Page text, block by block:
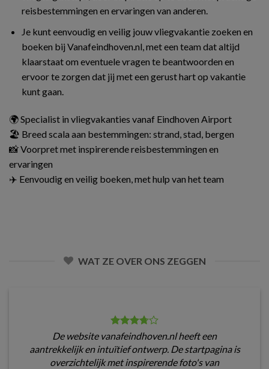
reisbestemmingen en ervaringen van anderen.
Je kunt eenvoudig en veilig jouw vliegvakantie zoeken en
boeken bij Vanafeindhoven.nl, met een team dat altijd
klaarstaat om eventuele vragen te beantwoorden en
ervoor te zorgen dat jij met een gerust hart op vakantie
kunt gaan.
🌍 Specialist in vliegvakanties vanaf Eindhoven Airport
🏖️ Breed scala aan bestemmingen: strand, stad, bergen
📸 Voorpret met inspirerende reisbestemmingen en
ervaringen
✈️ Eenvoudig en veilig boeken, met hulp van het team
WAT ZE OVER ONS ZEGGEN
De website vanafeindhoven.nl heeft een
aantrekkelijk en intuïtief ontwerp. De startpagina is
overzichtelijk met inspirerende foto's van